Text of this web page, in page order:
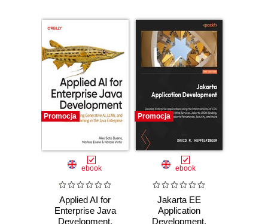
Promocja
ebook
Applied AI for
Enterprise Java
Development.
Promocja
ebook
Jakarta EE
Application
Development.